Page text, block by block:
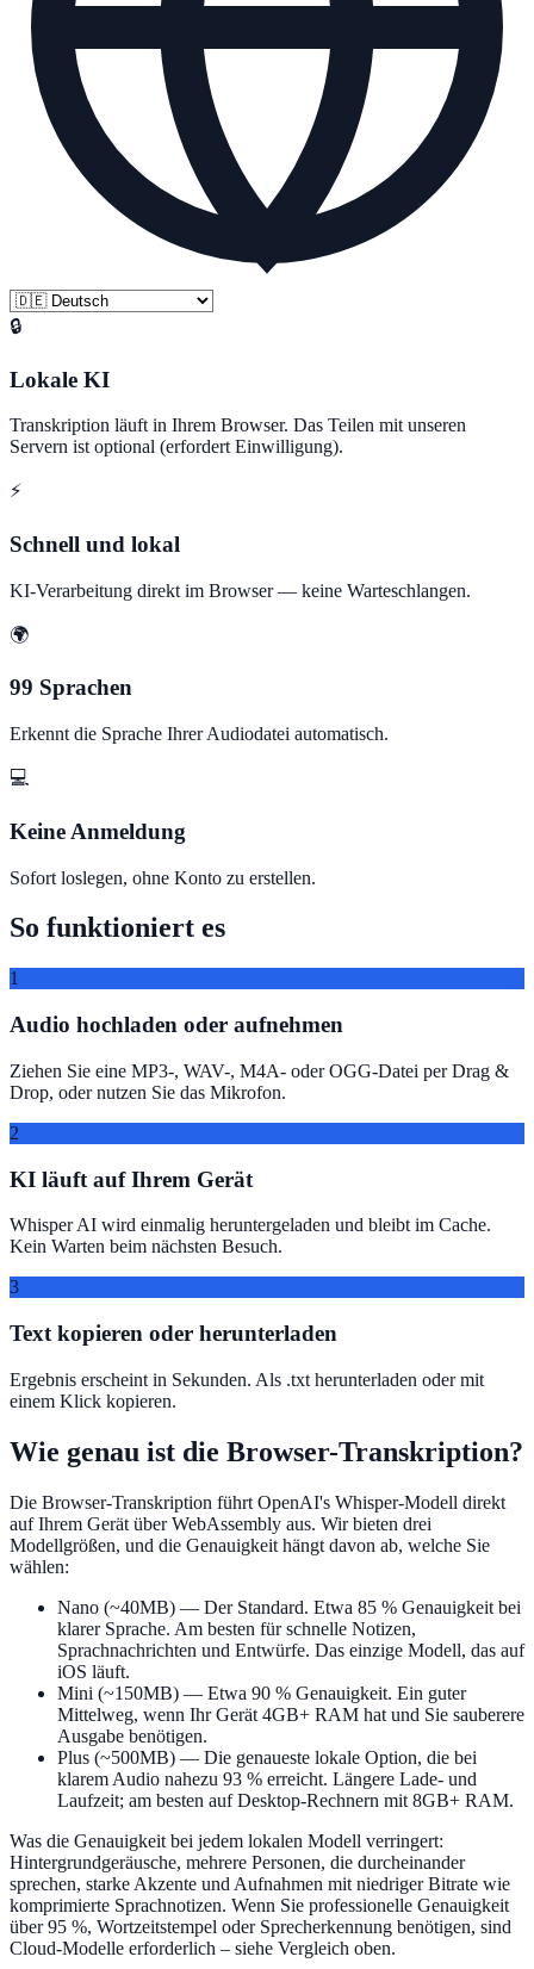
🔒
Lokale KI
Transkription läuft in Ihrem Browser. Das Teilen mit unseren
Servern ist optional (erfordert Einwilligung).
⚡
Schnell und lokal
KI-Verarbeitung direkt im Browser — keine Warteschlangen.
🌍
99 Sprachen
Erkennt die Sprache Ihrer Audiodatei automatisch.
💻
Keine Anmeldung
Sofort loslegen, ohne Konto zu erstellen.
So funktioniert es
1
Audio hochladen oder aufnehmen
Ziehen Sie eine MP3-, WAV-, M4A- oder OGG-Datei per Drag &
Drop, oder nutzen Sie das Mikrofon.
2
KI läuft auf Ihrem Gerät
Whisper AI wird einmalig heruntergeladen und bleibt im Cache.
Kein Warten beim nächsten Besuch.
3
Text kopieren oder herunterladen
Ergebnis erscheint in Sekunden. Als .txt herunterladen oder mit
einem Klick kopieren.
Wie genau ist die Browser-Transkription?
Die Browser-Transkription führt OpenAI's Whisper-Modell direkt
auf Ihrem Gerät über WebAssembly aus. Wir bieten drei
Modellgrößen, und die Genauigkeit hängt davon ab, welche Sie
wählen:
Nano (~40MB) — Der Standard. Etwa 85 % Genauigkeit bei
klarer Sprache. Am besten für schnelle Notizen,
Sprachnachrichten und Entwürfe. Das einzige Modell, das auf
iOS läuft.
Mini (~150MB) — Etwa 90 % Genauigkeit. Ein guter
Mittelweg, wenn Ihr Gerät 4GB+ RAM hat und Sie sauberere
Ausgabe benötigen.
Plus (~500MB) — Die genaueste lokale Option, die bei
klarem Audio nahezu 93 % erreicht. Längere Lade- und
Laufzeit; am besten auf Desktop-Rechnern mit 8GB+ RAM.
Was die Genauigkeit bei jedem lokalen Modell verringert:
Hintergrundgeräusche, mehrere Personen, die durcheinander
sprechen, starke Akzente und Aufnahmen mit niedriger Bitrate wie
komprimierte Sprachnotizen. Wenn Sie professionelle Genauigkeit
über 95 %, Wortzeitstempel oder Sprecherkennung benötigen, sind
Cloud-Modelle erforderlich – siehe Vergleich oben.